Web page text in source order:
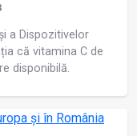
a Dispozitivelor
că vitamina C de
disponibilă.